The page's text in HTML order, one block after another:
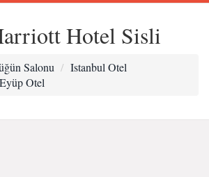
Hotel Sisli
Salonu
Istanbul Otel
Eyüp Otel